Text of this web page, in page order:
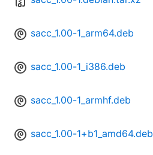
sacc_1.00-1_arm64.deb
sacc_1.00-1_i386.deb
sacc_1.00-1_armhf.deb
sacc_1.00-1+b1_amd64.deb